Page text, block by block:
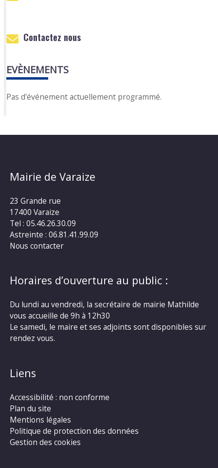
Contactez nous
EVÈNEMENTS
Pas d'événement actuellement programmé.
Mairie de Varaize
23 Grande rue
17400 Varaize
Tel : 05.46.26.30.09
Astreinte : 06.81.41.99.09
Nous contacter
Horaires d’ouverture au public :
Du lundi au vendredi, la secrétaire de mairie Mathilde
vous accueille de 9h à 12h30
Le samedi, le maire et ses adjoints sont disponibles sur
rendez vous.
Liens
Accessibilité : non conforme
Plan du site
Mentions légales
Politique de protection des données
Gestion des cookies